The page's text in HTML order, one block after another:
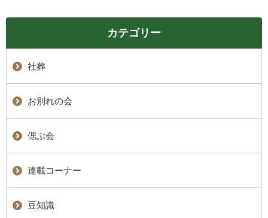
カテゴリー
社葬
お別れの会
偲ぶ会
連載コーナー
豆知識